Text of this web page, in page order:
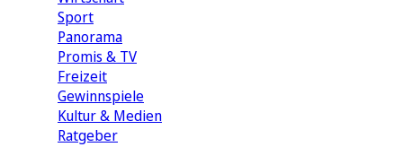
Sport
Panorama
Promis & TV
Freizeit
Gewinnspiele
Kultur & Medien
Ratgeber